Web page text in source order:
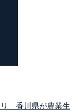
リ 香川県が農業生